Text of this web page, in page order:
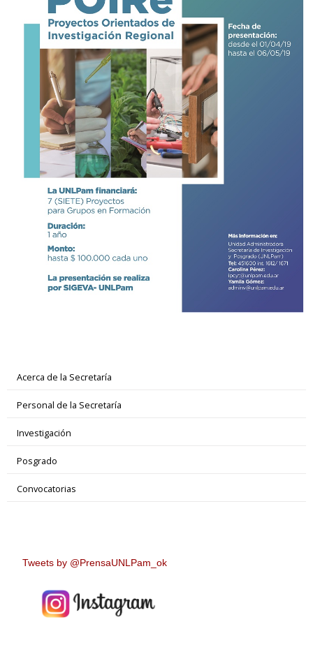
Acerca de la Secretaría
Personal de la Secretaría
Investigación
Posgrado
Convocatorias
Tweets by @PrensaUNLPam_ok